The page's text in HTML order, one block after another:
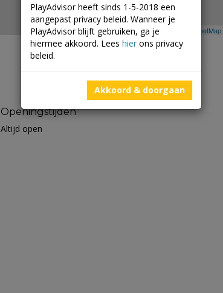
Leaflet| ©Mapbox OpenStreetMap
Openingstijden
Altijd open
PlayAdvisor heeft sinds 1-5-2018 een
aangepast privacy beleid. Wanneer je
PlayAdvisor blijft gebruiken, ga je
hiermee akkoord. Lees hier ons privacy
beleid.
Akkoord & doorgaan